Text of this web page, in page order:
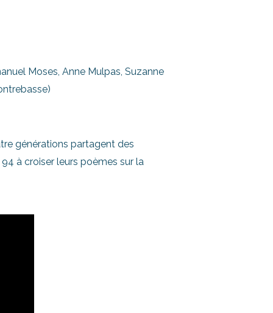
Moses, Anne Mulpas, Suzanne
générations partagent des
à croiser leurs poèmes sur la